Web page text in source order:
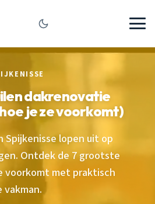
dakrenovatie
je ze voorkomt)
Spijkenisse lopen uit op
Ontdek de 7 grootste
voorkomt met praktisch
vakman.